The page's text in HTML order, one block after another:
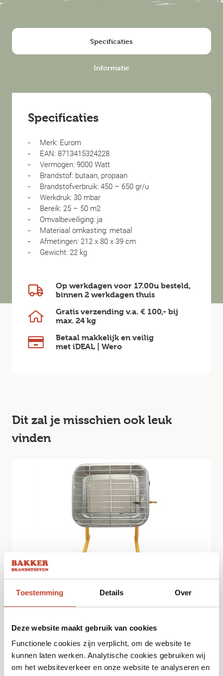
Toestemming Details Over
Deze website maakt gebruik van cookies
Functionele cookies zijn verplicht, om de website te
kunnen laten werken. Analytische cookies gebruiken wij
om het websiteverkeer en onze website te analyseren en
Specificaties
Informatie
Specificaties
Merk: Eurom
EAN: 8713415324228
Vermogen: 9000 Watt
Brandstof: butaan, propaan
Brandstofverbruik: 450 – 650 gr/u
Werkdruk: 30 mbar
Bereik: 25 – 50 m2
Omvalbeveiliging: ja
Materiaal omkasting: metaal
Afmetingen: 212 x 80 x 39 cm
Gewicht: 22 kg
Op werkdagen voor 17.00u besteld,
binnen 2 werkdagen thuis
Gratis verzending v.a. € 100,- bij
max. 24 kg
Betaal makkelijk en veilig
met iDEAL | Wero
Dit zal je misschien ook leuk
vinden
€64,95
Bekijk